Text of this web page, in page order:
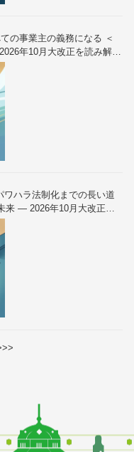
の事業主の義務になる ＜
年10月大改正を読み解く
ハラ法制化までの長い道
来 — 2026年10月大改正を